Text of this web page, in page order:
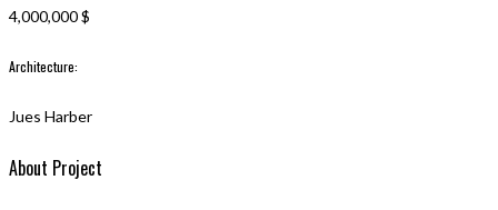
4,000,000 $
Architecture:
Jues Harber
About Project